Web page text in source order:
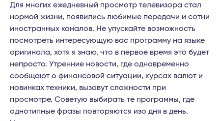
Для многих ежедневный просмотр телевизора стал
нормой жизни, появились любимые передачи и сотни
иностранных каналов. Не упускайте возможность
посмотреть интересующую вас программу на языке
оригинала, хотя я знаю, что в первое время это будет
непросто. Утренние новости, где одновременно
сообщают о финансовой ситуации, курсах валют и
новинках техники, вызовут сложности при
просмотре. Советую выбирать те программы, где
однотипные фразы повторяются изо дня в день.